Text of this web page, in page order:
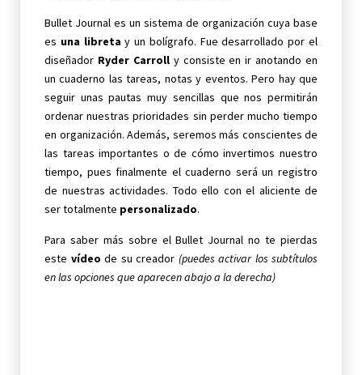
Bullet Journal es un sistema de organización cuya base
es una libretay un bolígrafo. Fue desarrollado por el
diseñador Ryder Carrolly consiste en ir anotando en
un cuaderno las tareas, notas y eventos. Pero hay que
seguir unas pautas muy sencillas que nos permitirán
ordenar nuestras prioridades sin perder mucho tiempo
en organización. Además, seremos más conscientes de
las tareas importantes o de cómo invertimos nuestro
tiempo, pues finalmente el cuaderno será un registro
de nuestras actividades. Todo ello con el aliciente de
ser totalmente personalizado.
Para saber más sobre el Bullet Journal no te pierdas
este vídeo de su creador (puedes activar los subtítulos
en las opciones que aparecen abajo a la derecha)